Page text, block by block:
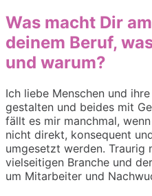
Was macht Dir
deinem Beruf,
und warum?
Ich liebe Menschen und
gestalten und beides mit
fällt es mir manchmal,
nicht direkt, konsequent
umgesetzt werden. Traurig
vielseitigen Branche und
um Mitarbeiter und